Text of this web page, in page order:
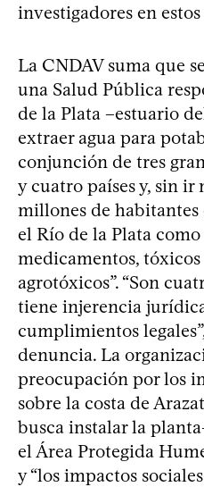
investigadores en estos
La CNDAV suma que
una Salud Pública
de la Plata –estuario
extraer agua para
conjunción de tres
y cuatro países y, sin ir
millones de habitantes
el Río de la Plata
medicamentos,
agrotóxicos”. “Son
tiene injerencia
cumplimientos
denuncia. La
preocupación por los
sobre la costa de
busca instalar la
el Área Protegida
y “los impactos